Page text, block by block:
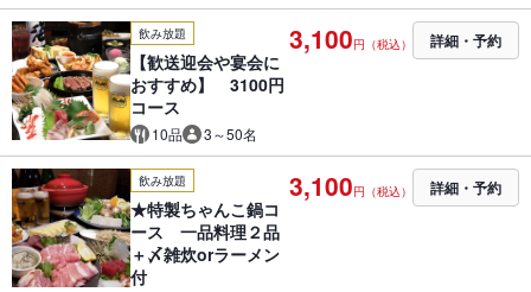
飲み放題
【歓送迎会や宴会に
おすすめ】 3100円
コース
10品 3～50名
3,100円（税込） 詳細・予約
飲み放題
★特製ちゃんこ鍋コ
ース 一品料理２品
＋〆雑炊orラーメン
付
3,100円（税込） 詳細・予約